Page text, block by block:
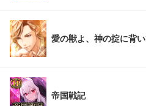
愛の獣よ、神の掟に背
帝国戦記